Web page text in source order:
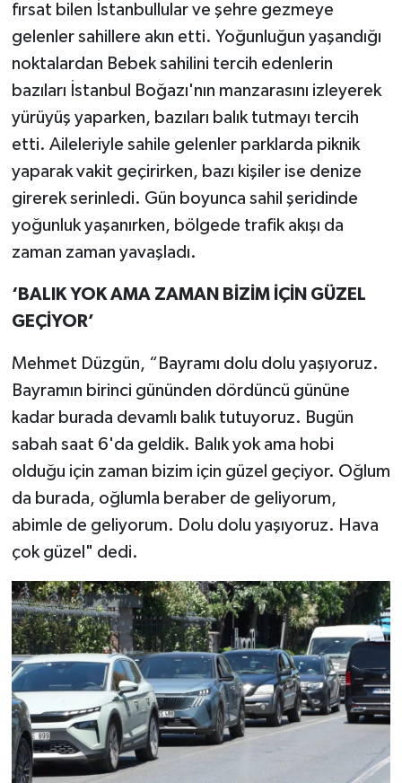
fırsat bilen İstanbullular ve şehre gezmeye
gelenler sahillere akın etti. Yoğunluğun yaşandığı
noktalardan Bebek sahilini tercih edenlerin
bazıları İstanbul Boğazı'nın manzarasını izleyerek
yürüyüş yaparken, bazıları balık tutmayı tercih
etti. Aileleriyle sahile gelenler parklarda piknik
yaparak vakit geçirirken, bazı kişiler ise denize
girerek serinledi. Gün boyunca sahil şeridinde
yoğunluk yaşanırken, bölgede trafik akışı da
zaman zaman yavaşladı.
‘BALIK YOK AMA ZAMAN BİZİM İÇİN GÜZEL
GEÇİYOR’
Mehmet Düzgün, “Bayramı dolu dolu yaşıyoruz.
Bayramın birinci gününden dördüncü gününe
kadar burada devamlı balık tutuyoruz. Bugün
sabah saat 6'da geldik. Balık yok ama hobi
olduğu için zaman bizim için güzel geçiyor. Oğlum
da burada, oğlumla beraber de geliyorum,
abimle de geliyorum. Dolu dolu yaşıyoruz. Hava
çok güzel" dedi.